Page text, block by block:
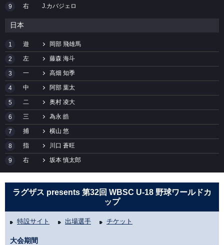
9 右 J.カバジェロ
日本
1 遊 岡部 飛雄馬
2 左 藤森 海斗
3 一 高畑 知季
4 中 阿部 葉太
5 二 奥村 凌大
6 三 為永 皓
7 捕 横山 悠
8 指 川口 蒼旺
9 右 坂本 慎太郎
ラグザス presents 第32回 WBSC U-18 野球ワールドカ
ップ
特設サイト 出場選手 チケット
大会期間